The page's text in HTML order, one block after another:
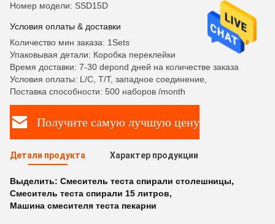
Номер модели: SSD15D
Условия оплаты & доставки
Количество мин заказа: 1Sets
Упаковывая детали: Коробка переклейки
Время доставки: 7-30 depond дней на количестве заказа
Условия оплаты: L/C, T/T, западное соединение,
Поставка способности: 500 наборов /month
Получите самую лучшую цену
Детали продукта Характер продукции
Выделить: Смеситель теста спирали столешницы,
Смеситель теста спирали 15 литров,
Машина смесителя теста пекарни